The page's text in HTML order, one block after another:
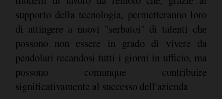
supporto della tecnologia, permetteranno loro
di attingere a nuovi "serbatoi" di talenti che
possono non essere in grado di vivere da
pendolari recandosi tutti i giorni in ufficio, ma
possono comunque contribuire
significativamente al successo dell'azienda